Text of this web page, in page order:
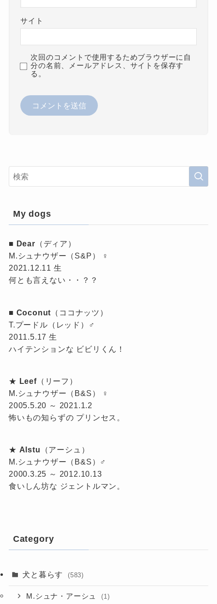
サイト
次回のコメントで使用するためブラウザーに自
分の名前、メールアドレス、サイトを保存す
る。
My dogs
■ Dear （ディア）
M.シュナウザー（S&P） ♀
2021.12.11 生
何とも言えない・・？？
■ Coconut （ココナッツ）
T.プードル（レッド）♂
2011.5.17 生
ハイテンションな ビビリくん！
★ Leef（リーフ）
M.シュナウザー（B&S） ♀
2005.5.20 ～ 2021.1.2
怖いもの知らずの プリンセス。
★ Alstu （アーシュ）
M.シュナウザー（B&S）♂
2000.3.25 ～ 2012.10.13
食いしん坊な ジェントルマン。
Category
犬と暮らす (583)
M.シュナ・アーシュ (1)